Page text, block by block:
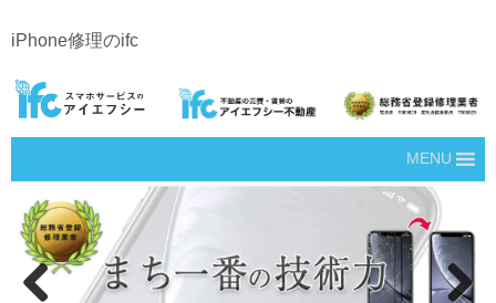
iPhone修理のifc
MENU